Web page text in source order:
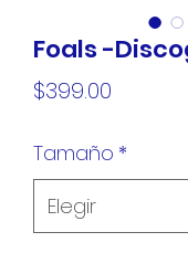
Foals -
$399.00
Tamaño *